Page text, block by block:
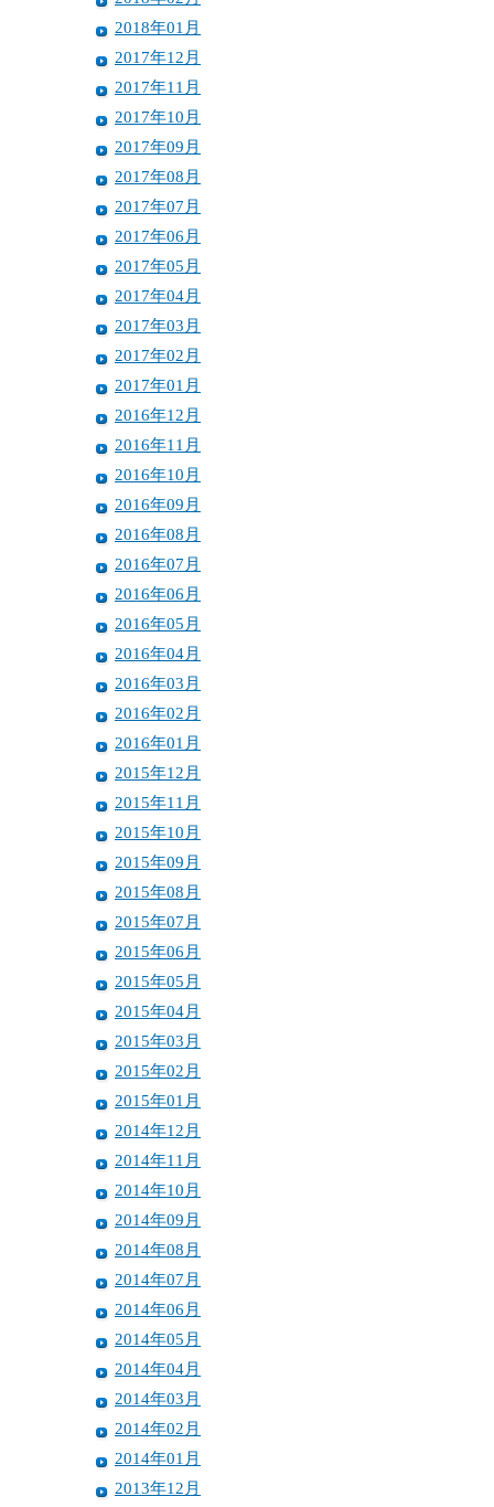
2018年01月
2017年12月
2017年11月
2017年10月
2017年09月
2017年08月
2017年07月
2017年06月
2017年05月
2017年04月
2017年03月
2017年02月
2017年01月
2016年12月
2016年11月
2016年10月
2016年09月
2016年08月
2016年07月
2016年06月
2016年05月
2016年04月
2016年03月
2016年02月
2016年01月
2015年12月
2015年11月
2015年10月
2015年09月
2015年08月
2015年07月
2015年06月
2015年05月
2015年04月
2015年03月
2015年02月
2015年01月
2014年12月
2014年11月
2014年10月
2014年09月
2014年08月
2014年07月
2014年06月
2014年05月
2014年04月
2014年03月
2014年02月
2014年01月
2013年12月